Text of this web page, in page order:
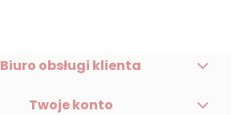
Biuro obsługi klienta
Twoje konto